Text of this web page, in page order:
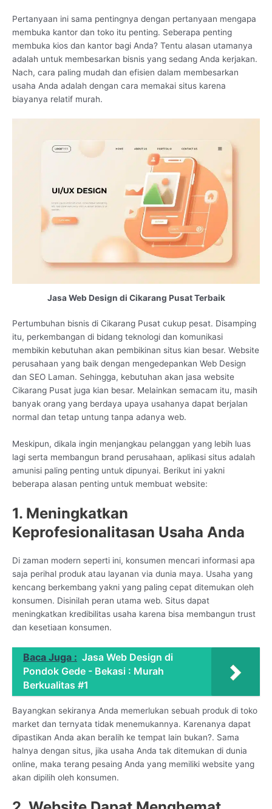
Pertanyaan ini sama pentingnya dengan pertanyaan mengapa
membuka kantor dan toko itu penting. Seberapa penting
membuka kios dan kantor bagi Anda? Tentu alasan utamanya
adalah untuk membesarkan bisnis yang sedang Anda kerjakan.
Nach, cara paling mudah dan efisien dalam membesarkan
usaha Anda adalah dengan cara memakai situs karena
biayanya relatif murah.
Jasa Web Design di Cikarang Pusat Terbaik
Pertumbuhan bisnis di Cikarang Pusat cukup pesat. Disamping
itu, perkembangan di bidang teknologi dan komunikasi
membikin kebutuhan akan pembikinan situs kian besar. Website
perusahaan yang baik dengan mengedepankan Web Design
dan SEO Laman. Sehingga, kebutuhan akan jasa website
Cikarang Pusat juga kian besar. Melainkan semacam itu, masih
banyak orang yang berdaya upaya usahanya dapat berjalan
normal dan tetap untung tanpa adanya web.
Meskipun, dikala ingin menjangkau pelanggan yang lebih luas
lagi serta membangun brand perusahaan, aplikasi situs adalah
amunisi paling penting untuk dipunyai. Berikut ini yakni
beberapa alasan penting untuk membuat website:
1. Meningkatkan
Keprofesionalitasan Usaha Anda
Di zaman modern seperti ini, konsumen mencari informasi apa
saja perihal produk atau layanan via dunia maya. Usaha yang
kencang berkembang yakni yang paling cepat ditemukan oleh
konsumen. Disinilah peran utama web. Situs dapat
meningkatkan kredibilitas usaha karena bisa membangun trust
dan kesetiaan konsumen.
Baca Juga : Jasa Web Design di
Pondok Gede - Bekasi : Murah
Berkualitas #1
Bayangkan sekiranya Anda memerlukan sebuah produk di toko
market dan ternyata tidak menemukannya. Karenanya dapat
dipastikan Anda akan beralih ke tempat lain bukan?. Sama
halnya dengan situs, jika usaha Anda tak ditemukan di dunia
online, maka terang pesaing Anda yang memiliki website yang
akan dipilih oleh konsumen.